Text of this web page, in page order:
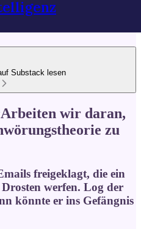
Substack lesen
wir daran,
zu
freigeklagt, die ein
werfen. Log der
könnte er ins Gefängnis